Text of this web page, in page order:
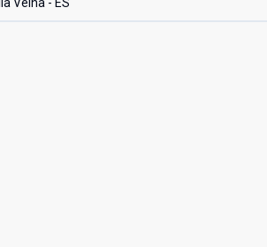
Velha - ES